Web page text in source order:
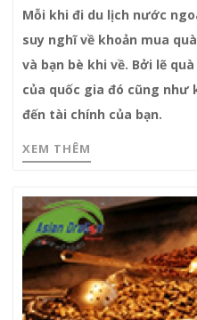
Mỗi khi đi du lịch nước
suy nghĩ về khoản mua
và bạn bè khi về. Bởi lẽ
của quốc gia đó cũng như
đến tài chính của bạn.
XEM THÊM